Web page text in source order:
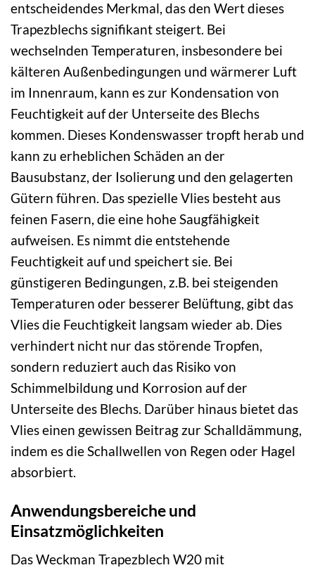
entscheidendes Merkmal, das den Wert dieses
Trapezblechs signifikant steigert. Bei
wechselnden Temperaturen, insbesondere bei
kälteren Außenbedingungen und wärmerer Luft
im Innenraum, kann es zur Kondensation von
Feuchtigkeit auf der Unterseite des Blechs
kommen. Dieses Kondenswasser tropft herab und
kann zu erheblichen Schäden an der
Bausubstanz, der Isolierung und den gelagerten
Gütern führen. Das spezielle Vlies besteht aus
feinen Fasern, die eine hohe Saugfähigkeit
aufweisen. Es nimmt die entstehende
Feuchtigkeit auf und speichert sie. Bei
günstigeren Bedingungen, z.B. bei steigenden
Temperaturen oder besserer Belüftung, gibt das
Vlies die Feuchtigkeit langsam wieder ab. Dies
verhindert nicht nur das störende Tropfen,
sondern reduziert auch das Risiko von
Schimmelbildung und Korrosion auf der
Unterseite des Blechs. Darüber hinaus bietet das
Vlies einen gewissen Beitrag zur Schalldämmung,
indem es die Schallwellen von Regen oder Hagel
absorbiert.
Anwendungsbereiche und
Einsatzmöglichkeiten
Das Weckman Trapezblech W20 mit